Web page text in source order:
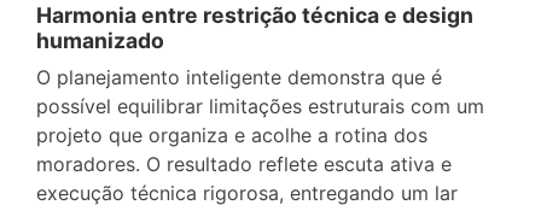
Harmonia entre restrição técnica e design
humanizado
O planejamento inteligente demonstra que é
possível equilibrar limitações estruturais com um
projeto que organiza e acolhe a rotina dos
moradores. O resultado reflete escuta ativa e
execução técnica rigorosa, entregando um lar